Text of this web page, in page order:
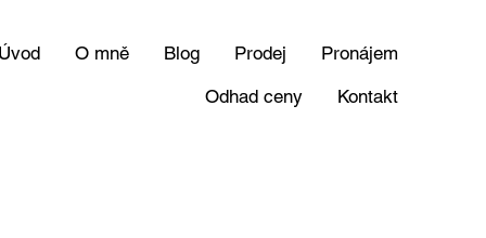
Úvod O mně Blog Prodej
Pronájem
Odhad ceny
Kontakt